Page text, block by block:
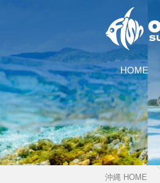
HOME
沖縄 HOME